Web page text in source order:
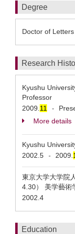
Degree
Doctor of Letters
Research
Kyushu
Professor
2009. 11 -
More details
Kyushu
2002.5
- 2009. 1
東京大学大学院
4.30） 美学藝術
2002.4
Education